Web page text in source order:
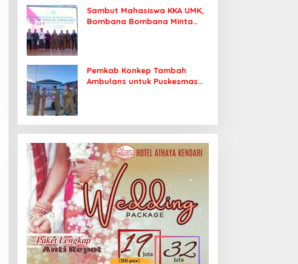
Sambut Mahasiswa KKA UMK,
Bombana Bombana Minta
Pemkab Konkep Tambah
Ambulans untuk Puskesmas